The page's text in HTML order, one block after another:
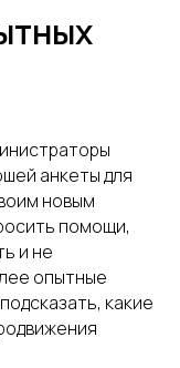
анкеты для
новым
помощи,
и не
опытные
какие